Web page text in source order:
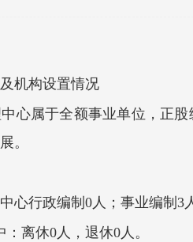
机构设置情况
心属于全额事业单位，正
。
心行政编制0人；事业编制
离休0人，退休0人。